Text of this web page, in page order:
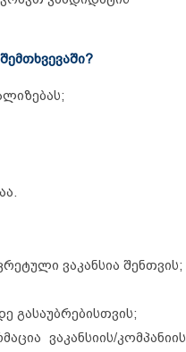
ვაკანსია შენთვის;
გასაუბრებისთვის;
ვაკანსიის/კომპანიის